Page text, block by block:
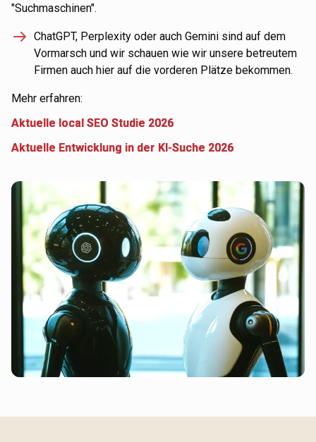
"Suchmaschinen".
ChatGPT, Perplexity oder auch Gemini sind auf dem
Vormarsch und wir schauen wie wir unsere betreutem
Firmen auch hier auf die vorderen Plätze bekommen.
Mehr erfahren:
Aktuelle local SEO Studie 2026
Aktuelle Entwicklung in der KI-Suche 2026